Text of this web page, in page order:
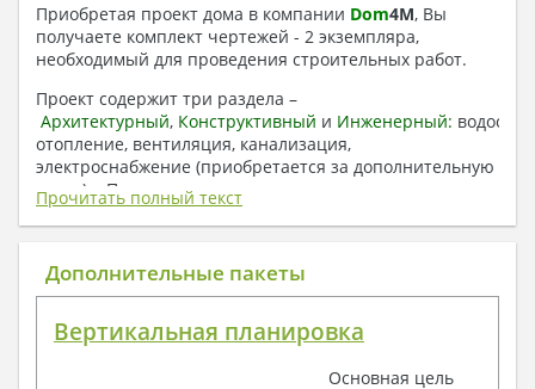
Приобретая проект дома в компании Dom4M, Вы
получаете комплект чертежей - 2 экземпляра,
необходимый для проведения строительных работ.
Проект содержит три раздела –
Архитектурный, Конструктивный и Инженерный:
отопление, вентиляция, канализация,
электроснабжение (приобретается за дополнительную
плату) + Пояснительная записка.
1. Архитектурный раздел:
Общие данные по проекту
Поэтажные маркировочные планы с
Прочитать полный текст
Дополнительные пакеты
Вертикальная планировка
Основная цель